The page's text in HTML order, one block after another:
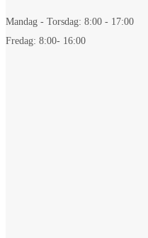
Mandag - Torsdag: 8:00 - 17:00
Fredag: 8:00- 16:00